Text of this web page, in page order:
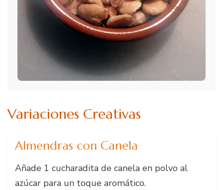
Variaciones Creativas
Almendras con Canela
Añade 1 cucharadita de canela en polvo al
azúcar para un toque aromático.